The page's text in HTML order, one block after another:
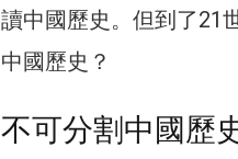
讀中國歷史。但到了21
中國歷史？
不可分割中國歷